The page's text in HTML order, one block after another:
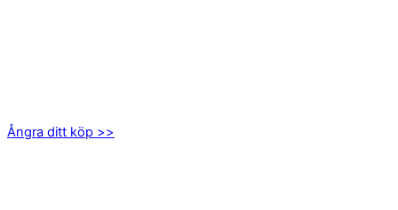
Ångra ditt köp >>